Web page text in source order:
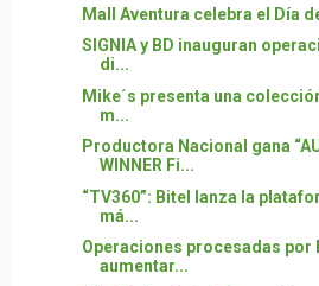
Mall Aventura celebra el Día
SIGNIA y BD inauguran
di...
Mike´s presenta una
m...
Productora Nacional gana
WINNER Fi...
“TV360”: Bitel lanza la
má...
Operaciones procesadas por
aumentar...